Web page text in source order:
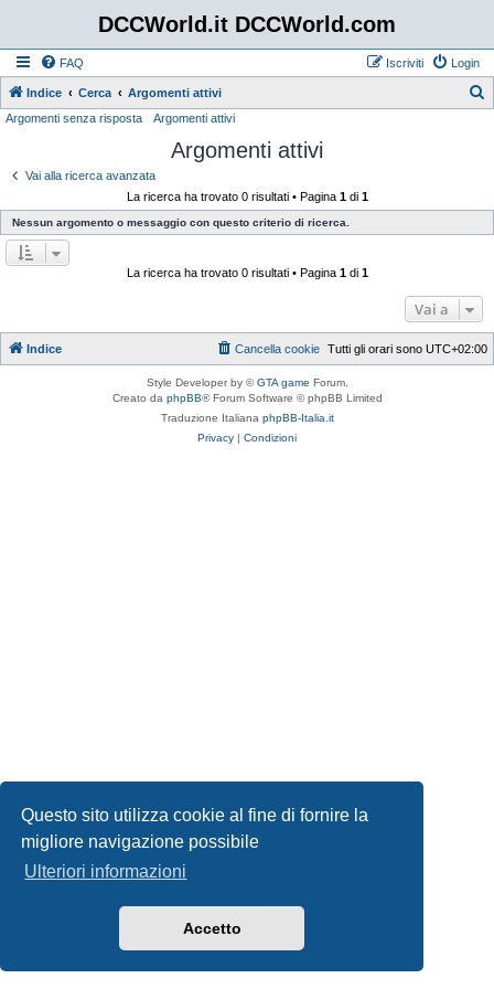
Questo sito utilizza cookie al fine di fornire la
migliore navigazione possibile
Ulteriori informazioni
Accetto
DCCWorld.it DCCWorld.com
FAQ Login
Iscriviti
Indice Cerca Argomenti attivi
Argomenti senza risposta Argomenti attivi
Argomenti attivi
Vai alla ricerca avanzata
La ricerca ha trovato 0 risultati • Pagina 1di 1
Nessun argomento o messaggio con questo criterio di ricerca.
La ricerca ha trovato 0 risultati • Pagina 1di 1
Vai a
Indice Tutti gli orari sono UTC+02:00
Cancella cookie
Style Developer by ©GTA game Forum.
Creato da phpBB® Forum Software © phpBB Limited
Traduzione Italiana phpBB-Italia.it
Privacy | Condizioni